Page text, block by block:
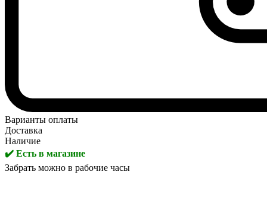
Варианты оплаты
Доставка
Наличие
✔️ Есть в магазине
Забрать можно в рабочие часы